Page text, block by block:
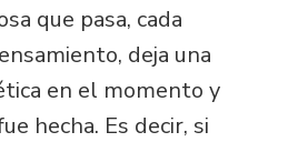
que pasa, cada
deja una
en el momento y
hecha. Es decir, si